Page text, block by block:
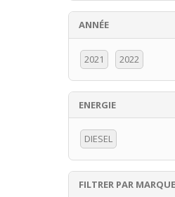
ANNÉE
2021 2022
ENERGIE
DIESEL
FILTRER PAR MARQUE